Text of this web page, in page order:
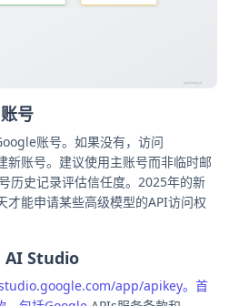
号
账号。如果没有，访问
账号。建议使用主账号而非临时邮
历史记录评估信任度。2025年的新
才能申请某些高级模型的API访问权
AI Studio
app/apikey。首